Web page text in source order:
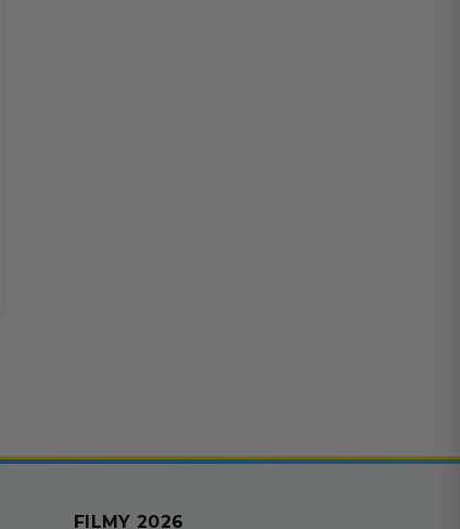
FILMY 2026